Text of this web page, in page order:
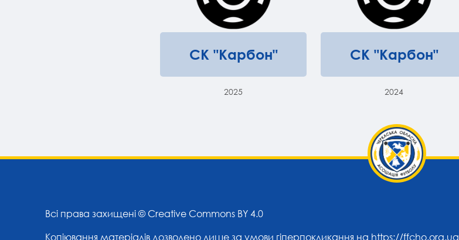
СК "Карбон"
2025
СК "Карбон"
2024
Всі права захищені © Creative Commons BY 4.0
Копіювання матеріалів дозволено лише за умови гіперпокликання на https://ffcho.org.ua